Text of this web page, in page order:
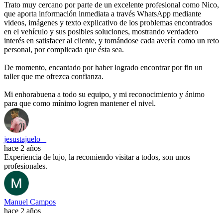
Trato muy cercano por parte de un excelente profesional como Nico,
que aporta información inmediata a través WhatsApp mediante
videos, imágenes y texto explicativo de los problemas encontrados
en el vehículo y sus posibles soluciones, mostrando verdadero
interés en satisfacer al cliente, y tomándose cada avería como un reto
personal, por complicada que ésta sea.
De momento, encantado por haber logrado encontrar por fin un
taller que me ofrezca confianza.
Mi enhorabuena a todo su equipo, y mi reconocimiento y ánimo
para que como mínimo logren mantener el nivel.
jesustajuelo _
hace 2 años
Experiencia de lujo, la recomiendo visitar a todos, son unos
profesionales.
Manuel Campos
hace 2 años